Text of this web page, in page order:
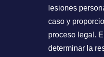
lesiones
caso y
proceso legal.
determinar la